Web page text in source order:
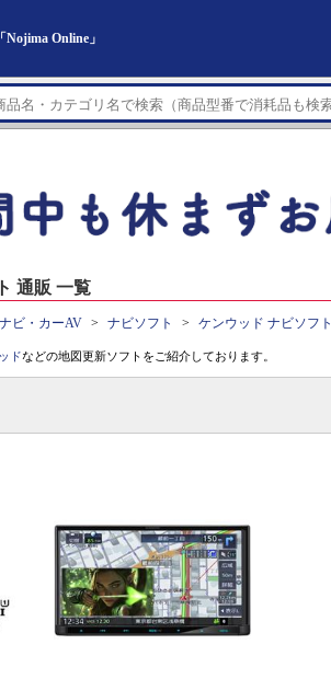
Online」
通販 一覧
ビ・カーAV ナビソフト ケンウッド ナビソフト
ドなどの地図更新ソフトをご紹介しております。